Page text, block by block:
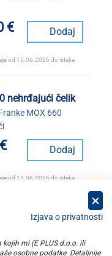
€ Dodaj
od 15.06.2026 do isteka
nehrđajući čelik
MOX 660
Dodaj
od 15.06.2026 do isteka
Izjava o privatnosti
mi (E PLUS d.o.o. ili
osobne podatke. Detaljnije